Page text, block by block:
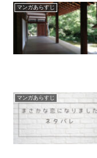
マンガあらすじ
マンガあらすじ